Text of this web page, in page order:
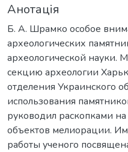
Анотація
Б. А. Шрамко особое
археологических
археологической науки.
секцию археологии
отделения Украинского
использования
руководил раскопками
объектов мелиорации.
работы ученого